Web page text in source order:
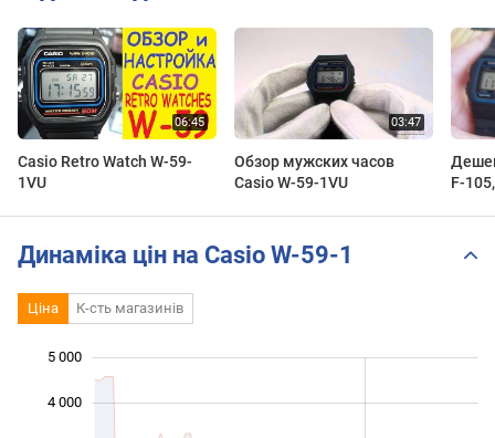
Casio Retro Watch W-59-
1VU
Обзор мужских часов
Casio W-59-1VU
F-
Динаміка цін на Casio W-59-1
Ціна К-сть магазинів
4 000
5 000